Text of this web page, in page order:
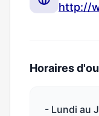
http://
Horaires
- Lundi au